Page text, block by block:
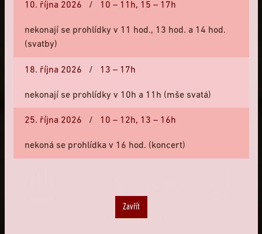
10. října 2026 / 10 – 11h, 15 – 17h
nekonají se prohlídky v 11 hod., 13 hod. a 14 hod.
(svatby)
18. října 2026 / 13 – 17h
nekonají se prohlídky v 10h a 11h (mše svatá)
25. října 2026 / 10 – 12h, 13 – 16h
nekoná se prohlídka v 16 hod. (koncert)
Zavřít
NÁVŠTĚVNÍ A PROVOZNÍ ŘÁD
Regionální muzeum v Kolíně